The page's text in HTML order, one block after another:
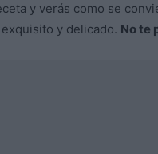
y verás como se
y delicado. No te